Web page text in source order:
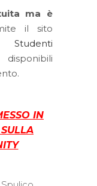
ma è
il sito
Studenti
IN